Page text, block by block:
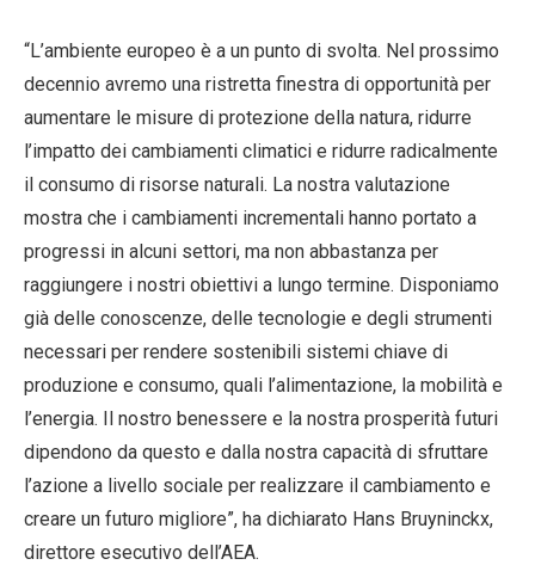
“L’ambiente europeo è a un punto di svolta. Nel prossimo
decennio avremo una ristretta finestra di opportunità per
aumentare le misure di protezione della natura, ridurre
l’impatto dei cambiamenti climatici e ridurre radicalmente
il consumo di risorse naturali. La nostra valutazione
mostra che i cambiamenti incrementali hanno portato a
progressi in alcuni settori, ma non abbastanza per
raggiungere i nostri obiettivi a lungo termine. Disponiamo
già delle conoscenze, delle tecnologie e degli strumenti
necessari per rendere sostenibili sistemi chiave di
produzione e consumo, quali l’alimentazione, la mobilità e
l’energia. Il nostro benessere e la nostra prosperità futuri
dipendono da questo e dalla nostra capacità di sfruttare
l’azione a livello sociale per realizzare il cambiamento e
creare un futuro migliore”, ha dichiarato Hans Bruyninckx,
direttore esecutivo dell’AEA.